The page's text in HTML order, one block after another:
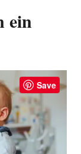
ein
Save